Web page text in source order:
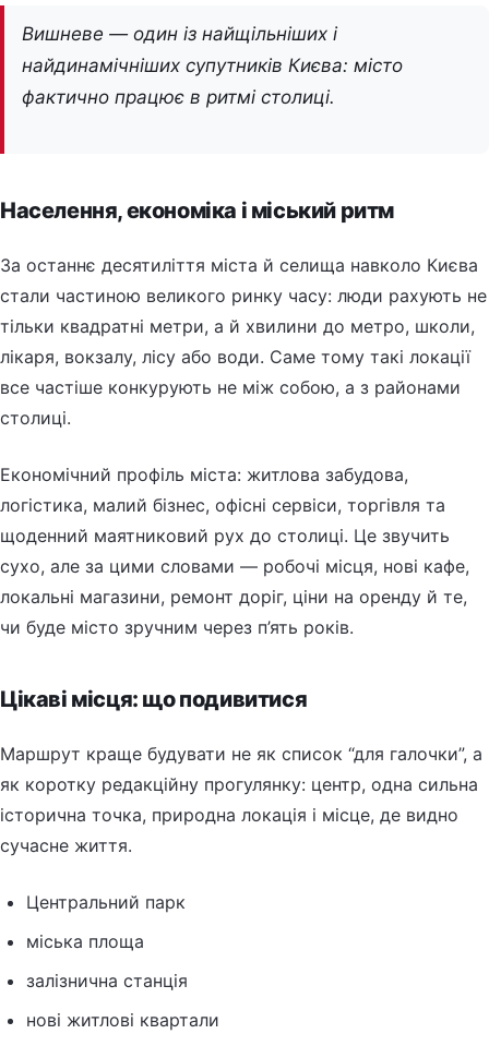
Вишневе — один із найщільніших і
найдинамічніших супутників Києва: місто
фактично працює в ритмі столиці.
Населення, економіка і міський ритм
За останнє десятиліття міста й селища навколо Києва
стали частиною великого ринку часу: люди рахують не
тільки квадратні метри, а й хвилини до метро, школи,
лікаря, вокзалу, лісу або води. Саме тому такі локації
все частіше конкурують не між собою, а з районами
столиці.
Економічний профіль міста: житлова забудова,
логістика, малий бізнес, офісні сервіси, торгівля та
щоденний маятниковий рух до столиці. Це звучить
сухо, але за цими словами — робочі місця, нові кафе,
локальні магазини, ремонт доріг, ціни на оренду й те,
чи буде місто зручним через п’ять років.
Цікаві місця: що подивитися
Маршрут краще будувати не як список “для галочки”, а
як коротку редакційну прогулянку: центр, одна сильна
історична точка, природна локація і місце, де видно
сучасне життя.
Центральний парк
міська площа
залізнична станція
нові житлові квартали